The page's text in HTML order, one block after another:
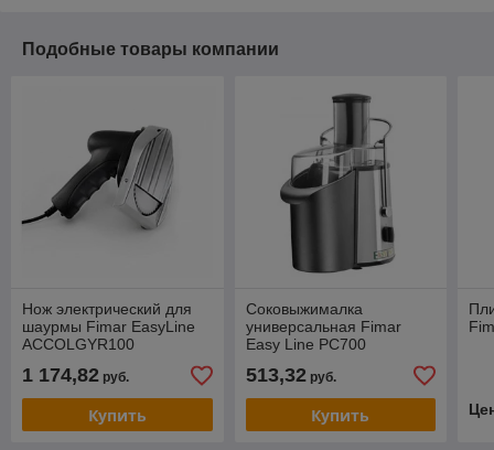
Подобные товары компании
Нож электрический для
шаурмы Fimar EasyLine
ACCOLGYR100
1 174,82 руб.
Купить
Соковыжималка
универсальная Fimar
Easy Line PC700
513,32руб.
Купить